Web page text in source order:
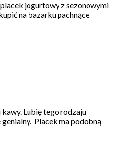
jogurtowy z sezonowymi
na bazarku pachnące
Lubię tego rodzaju
Placek ma podobną